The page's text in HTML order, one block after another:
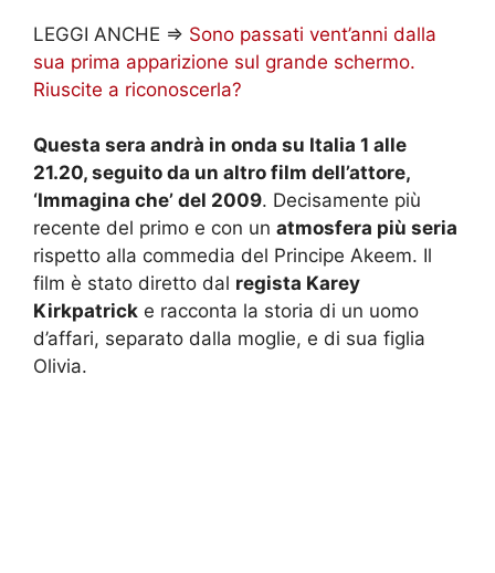
LEGGI ANCHE => Sono passati vent’anni dalla
sua prima apparizione sul grande schermo.
Riuscite a riconoscerla?
Questa sera andrà in onda su Italia 1 alle
21.20, seguito da un altro film dell’attore,
‘Immagina che’ del 2009. Decisamente più
recente del primo e con un atmosfera più seria
rispetto alla commedia del Principe Akeem. Il
film è stato diretto dal regista Karey
Kirkpatrick e racconta la storia di un uomo
d’affari, separato dalla moglie, e di sua figlia
Olivia.